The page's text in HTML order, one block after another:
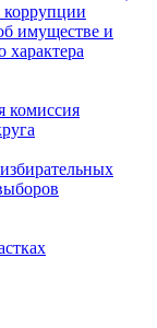
имуществе и
характера
комиссия